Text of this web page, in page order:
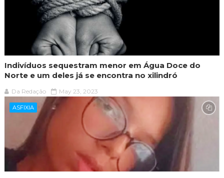
Indivíduos sequestram menor em Água Doce do
Norte e um deles já se encontra no xilindró
Da Redação May 23, 2023
ASFIXIA